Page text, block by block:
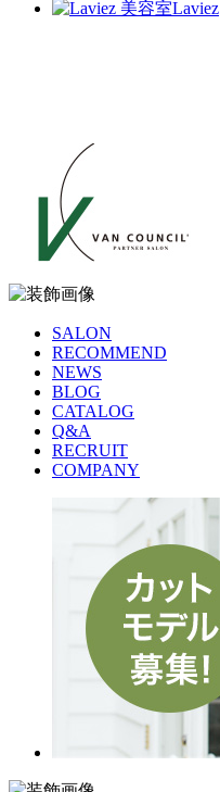
Laviez
SALON
RECOMMEND
NEWS
BLOG
CATALOG
Q&A
RECRUIT
COMPANY